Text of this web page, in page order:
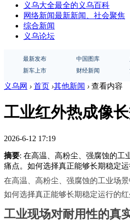
义乌大全最全的义乌百科
网络新闻最新新闻、社会聚焦
综合新闻
义乌论坛
最新发布 中国图库
新车上市
财经新闻
义乌网 › 首页 ›其他新闻 › 查看内容
工业红外热成像
2026-6-12 17:19
摘要: 在高温、高粉尘、强腐蚀的工
痛点。如何选择真正能够长期稳定
在高温、高粉尘、强腐蚀的工业场
如何选择真正能够长期稳定运行的
工业现场对耐用性的真